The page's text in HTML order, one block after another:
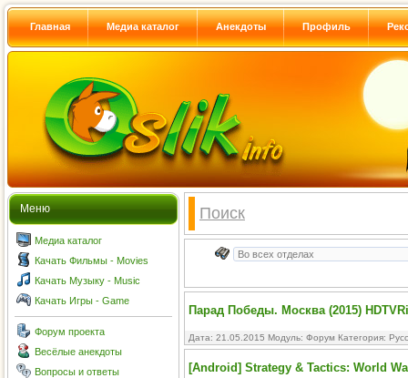
Главная Медиа каталог Анекдоты Профиль
Меню
Медиа каталог
Качать Фильмы - Movies
Качать Музыку - Music
Качать Игры - Game
Форум проекта
Весёлые анекдоты
Вопросы и ответы
Поиск
Парад Победы. Москва (2015)
Дата: 21.05.2015 Модуль: Форум Категория:
[Android] Strategy & Tactics: World